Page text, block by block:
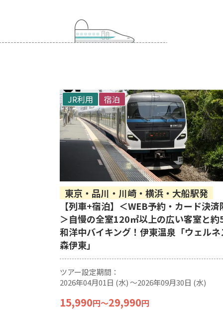
東京・品川・川崎・横浜・大船駅発
JR利用 宿泊
【列車+宿泊】＜WEB予約・カード決済
＞自慢の全室120㎡以上の広い客室と約
和洋中バイキング！伊東温泉「ウェル
森伊東」
ツアー設定期間：
2026年04月01日 (水) 〜2026年09月30日 (水)
15,990円〜29,990円